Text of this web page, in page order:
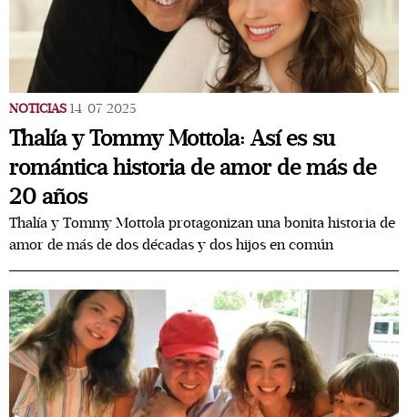
NOTICIAS 14/07/2025
Thalía y Tommy Mottola: Así es su
romántica historia de amor de más de
20 años
Thalía y Tommy Mottola protagonizan una bonita historia de
amor de más de dos décadas y dos hijos en común